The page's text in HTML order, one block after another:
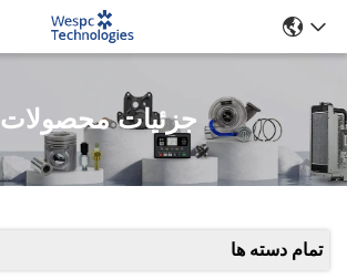
جزئیات محصولات
تمام دسته ها